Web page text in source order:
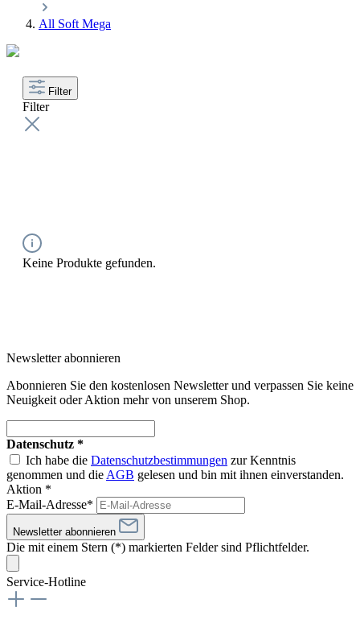
All Soft Mega
Filter
Filter
Keine Produkte gefunden.
Newsletter abonnieren
Abonnieren Sie den kostenlosen Newsletter und verpassen Sie keine
Neuigkeit oder Aktion mehr von unserem Shop.
Datenschutz *
Ich habe die Datenschutzbestimmungen zur Kenntnis
genommen und die AGB gelesen und bin mit ihnen einverstanden.
Aktion *
E-Mail-Adresse*
Newsletter abonnieren
Die mit einem Stern (*) markierten Felder sind Pflichtfelder.
Service-Hotline